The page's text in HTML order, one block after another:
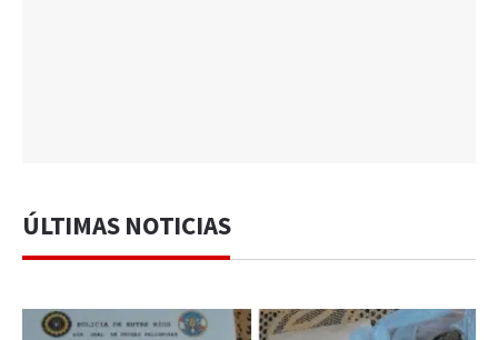
ÚLTIMAS NOTICIAS